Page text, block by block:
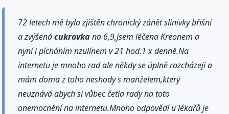
72 letech mě byla zjištěn chronický zánět slinivky břišní
a zvýšenácukrovkana 6,9,jsem léčena Kreonem a
nyní i pícháním nzulínem v 21 hod.1 x denně.Na
internetu je mnoho rad ale někdy se úplně rozcházejí a
mám doma z toho neshody s manželem,který
neuznává abych si vůbec četla rady na toto
onemocnění na internetu.Mnoho odpovědí u lékařů je